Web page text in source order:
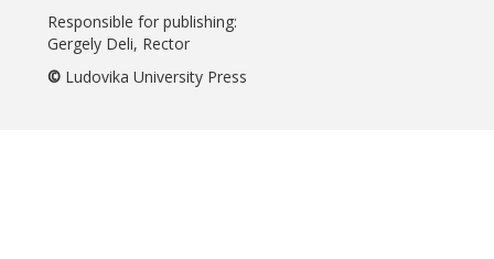
Responsible for publishing:
Gergely Deli, Rector
© Ludovika University Press